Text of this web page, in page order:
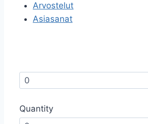
Arvostelut
Asiasanat
Quantity